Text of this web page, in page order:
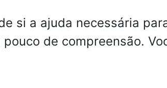
si a ajuda necessária
de compreensão.